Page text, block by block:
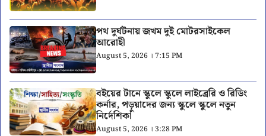
পথ দুর্ঘটনায় জখম দুই মোটরসাইকেল
আরোহী
August 5, 2026 । 7:15 PM
বইয়ের টানে স্কুলে স্কুলে লাইব্রেরি ও রিডিং
কর্নার, পড়ুয়াদের জন্য স্কুলে স্কুলে নতুন
নির্দেশিকা
August 5, 2026 । 3:28 PM